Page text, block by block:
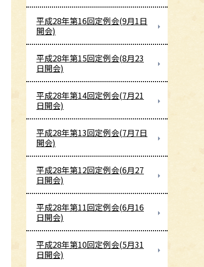
平成28年第16回定例会(9月1日
開会)
平成28年第15回定例会(8月23
日開会)
平成28年第14回定例会(7月21
日開会)
平成28年第13回定例会(7月7日
開会)
平成28年第12回定例会(6月27
日開会)
平成28年第11回定例会(6月16
日開会)
平成28年第10回定例会(5月31
日開会)